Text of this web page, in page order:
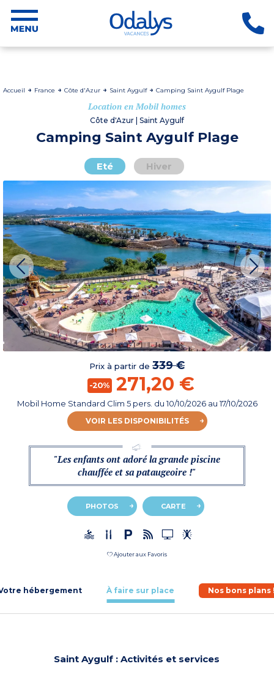
Accueil France Côte d'Azur Saint Aygulf Camping Saint Aygulf Plage
Location en Mobil homes
Côte d'Azur | Saint Aygulf
Camping Saint Aygulf Plage
Eté Hiver
Prix à partir de 339 €
-20% 271,20 €
Mobil Home Standard Clim 5 pers. du10/10/2026au 17/10/2026
VOIR LES DISPONIBILITÉS
"Les enfants ont adoré la grande piscine
chauffée et sa pataugeoire !"
PHOTOS CARTE
Ajouter aux Favoris
hébergement À faire sur place Nos bons plans
Saint Aygulf : Activités et services